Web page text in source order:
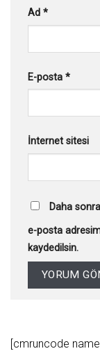
Ad *
E-posta *
İnternet sitesi
Daha
e-posta
kaydedilsin.
[cmruncode